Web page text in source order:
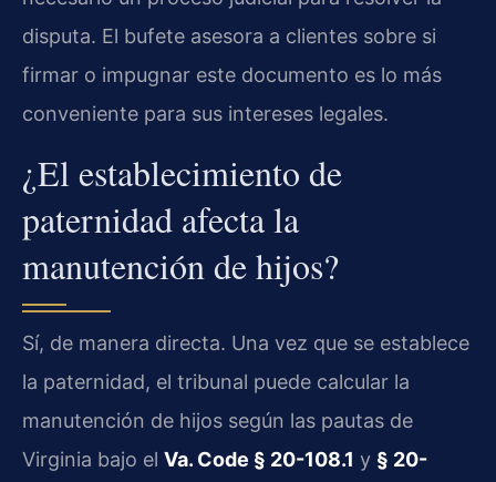
disputa. El bufete asesora a clientes sobre si
firmar o impugnar este documento es lo más
conveniente para sus intereses legales.
¿El establecimiento de
paternidad afecta la
manutención de hijos?
Sí, de manera directa. Una vez que se establece
la paternidad, el tribunal puede calcular la
manutención de hijos según las pautas de
Virginia bajo el Va. Code § 20-108.1 y § 20-